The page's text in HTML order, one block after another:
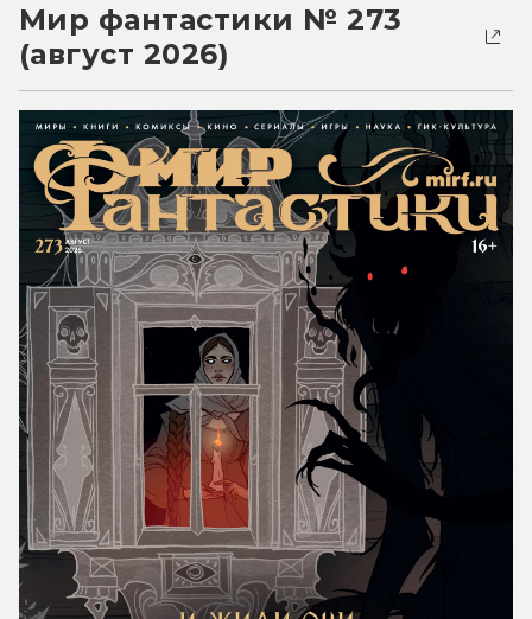
Мир фантастики № 273
(август 2026)